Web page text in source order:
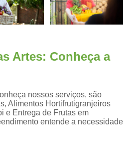
Entrega de Frutas e Verduras
Entrega de Frutas em Escritorios
de Frutas Processadas
Entrega de Frutas
Entrega de Frutas
Entrega Diária de
Entrega Semanal de
Fornecimento de
Artes: Conheça a
nossos serviços, são
Alimentos Hortifrutigranjeiros
e Entrega de Frutas em
entende a necessidade